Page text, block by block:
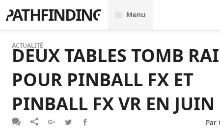
PATHFINDING Menu
ACTUALITÉ
DEUX TABLES TOMB
POUR PINBALL FX ET
PINBALL FX VR EN JUIN
Par